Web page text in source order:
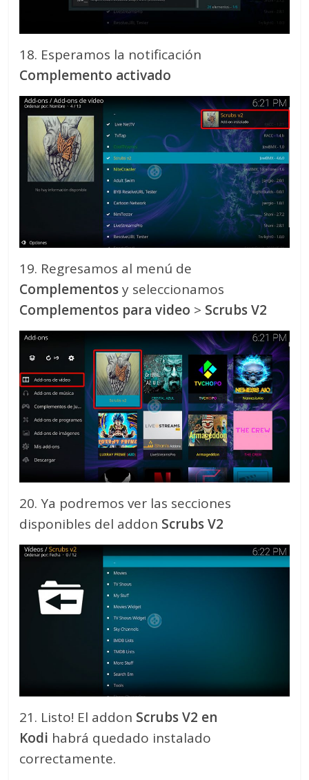
18. Esperamos la notificación
Complemento activado
19. Regresamos al menú de
Complementosy seleccionamos
Complementos para video > Scrubs V2
20. Ya podremos ver las secciones
disponibles del addon Scrubs V2
21. Listo! El addon Scrubs V2 en
Kodi habrá quedado instalado
correctamente.